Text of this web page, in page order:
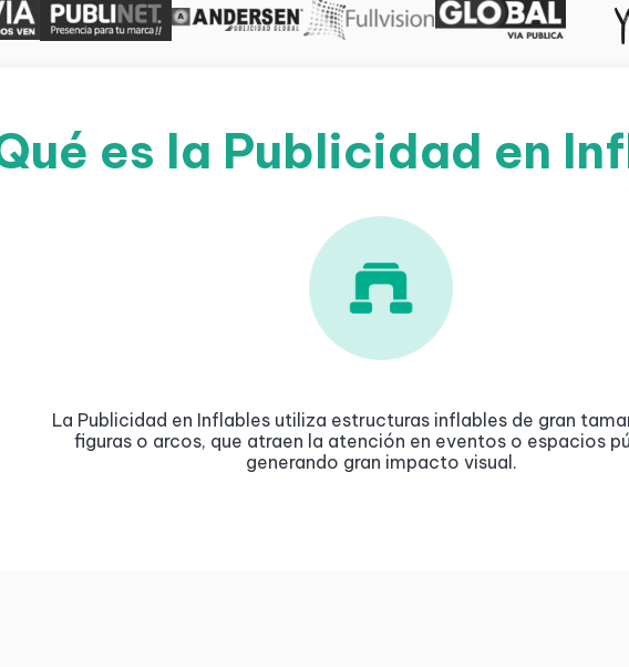
es la Publicidad en
La Publicidad en Inflables utiliza estructuras inflables de gran
figuras o arcos, que atraen la atención en eventos o espacios
generando gran impacto visual.